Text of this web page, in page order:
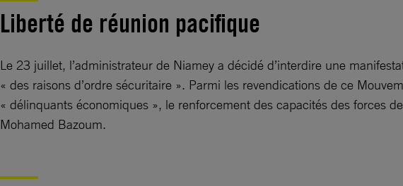
Liberté de réunion pacifique
Le 23 juillet, l’administrateur de Niamey a décidé d’interdire une
« des raisons d’ordre sécuritaire ». Parmi les revendications de ce
« délinquants économiques », le renforcement des capacités des forces
Mohamed Bazoum.